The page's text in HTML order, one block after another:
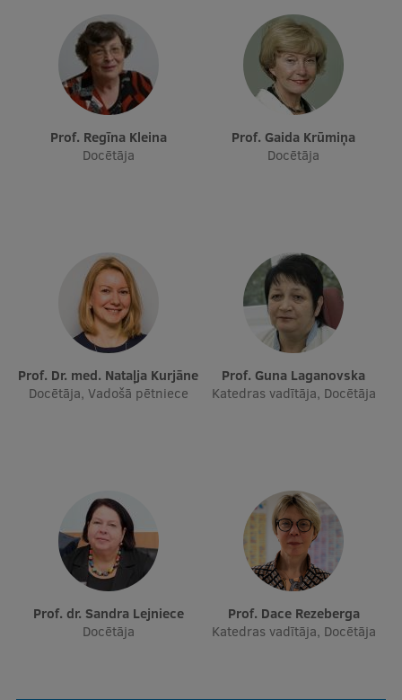
Prof. Regīna Kleina
Docētāja
Prof. Gaida Krūmiņa
Docētāja
Prof. Dr. med. Nataļja Kurjāne
Docētāja, Vadošā pētniece
Prof. Guna Laganovska
Katedras vadītāja, Docētāja
Prof. dr. Sandra Lejniece
Docētāja
Prof. Dace Rezeberga
Katedras vadītāja, Docētāja